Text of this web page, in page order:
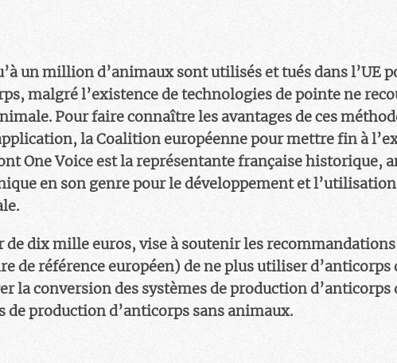
un million d’animaux sont utilisés et tués dans l’UE
malgré l’existence de technologies de pointe ne
Pour faire connaître les avantages de ces
la Coalition européenne pour mettre fin à
One Voice est la représentante française historique,
en son genre pour le développement et
de dix mille euros, vise à soutenir les recommandations
de référence européen) de ne plus utiliser d’anticorps
la conversion des systèmes de production d’anticorps
de production d’anticorps sans animaux.